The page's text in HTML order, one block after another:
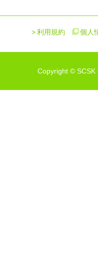
個人
利用規約
Copyright ©